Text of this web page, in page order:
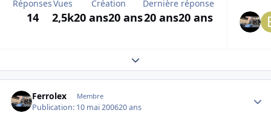
Réponses
14
Vues
2,5k
Création
20 ans20 ans
Dernière réponse
20 ans20 ans
Expand topic overview
Ferrolex Membre
Publication: 10 mai 200620 ans